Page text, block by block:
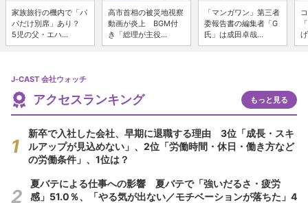
家族旅行の機内で「パ
パだけ別席」あり？
5児の父・エハ...
高市首相の被災地視察
動画が炎上 BGM付
き「総理が主役...
「マンガワン」第三者
委報告書の編集者「G
氏」は成田卓哉...
J-CAST 会社ウォッチ
アクセスランキング もっと見る
新卒で入社した会社、早期に退職する理由 3位「成長・スキ
ルアップが見込めない」、2位「労働時間・休日・働き方など
の労働条件」、1位は？
夏バテによる仕事への影響 夏バテで「強いだるさ・疲労
感」51.0％、「やる気が出ない／モチベーションが落ちた」4